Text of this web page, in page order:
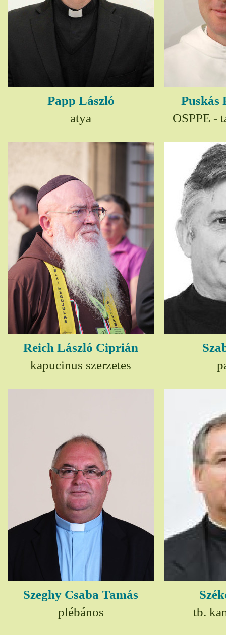
Papp László
atya
Puskás
OSPPE -
Reich László Ciprián
kapucinus szerzetes
Szeghy Csaba Tamás
plébános
tb.